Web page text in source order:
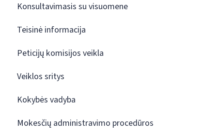
Konsultavimasis su visuomene
Teisinė informacija
Peticijų komisijos veikla
Veiklos sritys
Kokybės vadyba
Mokesčių administravimo procedūros